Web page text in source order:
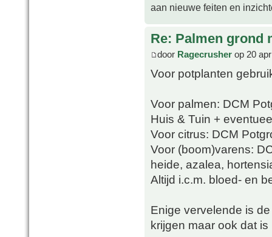
aan nieuwe feiten en
Re: Palmen grond
door Ragecrusher op 20
Voor potplanten
Voor palmen: DCM
Huis & Tuin +
Voor citrus: DCM
Voor (boom)varens:
heide, azalea,
Altijd i.c.m. bloed- en
Enige vervelende is
krijgen maar ook dat